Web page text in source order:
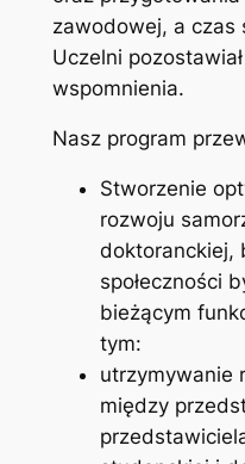
zawodowej, a czas
Uczelni
wspomnienia.
Nasz program
Stworzenie
rozwoju
doktoranckiej,
społeczności
bieżącym
tym:
utrzymywanie
między